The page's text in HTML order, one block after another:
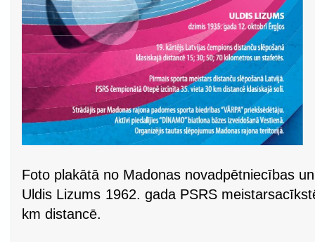
Foto plakātā no Madonas novadpētniecības
Uldis Lizums 1962. gada PSRS
km distancē.